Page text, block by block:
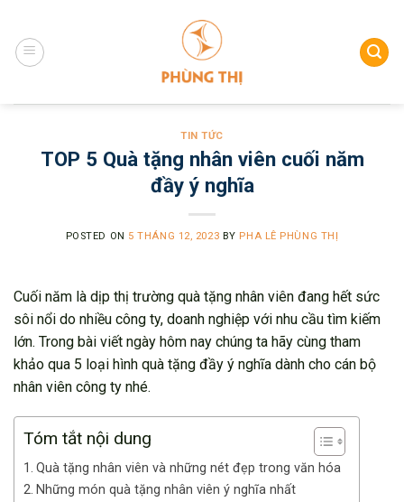
content
TIN TỨC
TOP 5 Quà tặng nhân viên cuối năm
đầy ý nghĩa
POSTED ON 5 THÁNG 12, 2023 BY PHA LÊ PHÙNG THỊ
Cuối năm là dịp thị trường quà tặng nhân viên đang hết sức
sôi nổi do nhiều công ty, doanh nghiệp với nhu cầu tìm kiếm
lớn. Trong bài viết ngày hôm nay chúng ta hãy cùng tham
khảo qua 5 loại hình quà tặng đầy ý nghĩa dành cho cán bộ
nhân viên công ty nhé.
Tóm tắt nội dung
Quà tặng nhân viên và những nét đẹp trong văn hóa
Những món quà tặng nhân viên ý nghĩa nhất